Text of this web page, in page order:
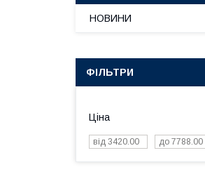
НОВИНИ
ФІЛЬТРИ
Ціна